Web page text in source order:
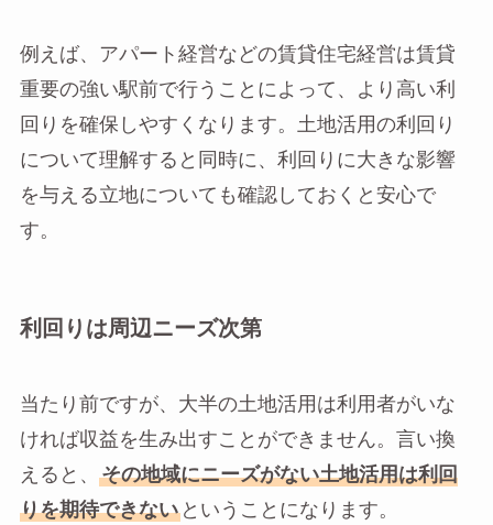
例えば、アパート経営などの賃貸住宅経営は賃貸
重要の強い駅前で行うことによって、より高い利
回りを確保しやすくなります。土地活用の利回り
について理解すると同時に、利回りに大きな影響
を与える立地についても確認しておくと安心で
す。
利回りは周辺ニーズ次第
当たり前ですが、大半の土地活用は利用者がいな
ければ収益を生み出すことができません。言い換
えると、
その地域にニーズがない土地活用は利回
りを期待できないということになります。